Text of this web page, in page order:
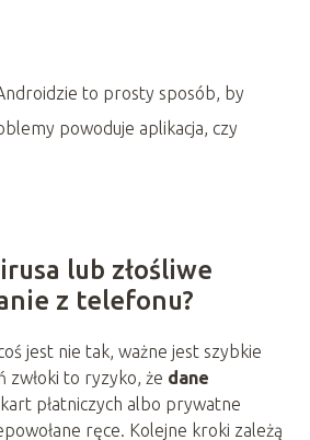
to prosty sposób, by
powoduje aplikacja, czy
lub złośliwe
z telefonu?
jest nie tak, ważne jest szybkie
zwłoki to ryzyko, że dane
płatniczych albo prywatne
ręce. Kolejne kroki zależą